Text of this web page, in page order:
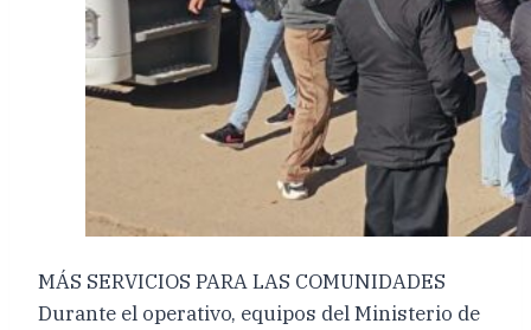
MÁS SERVICIOS PARA LAS COMUNIDADES
Durante el operativo, equipos del Ministerio de